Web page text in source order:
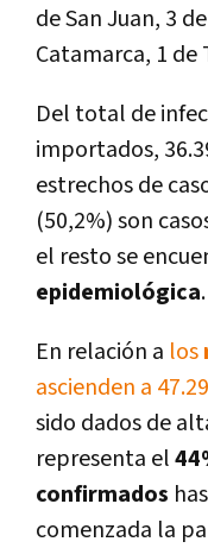
de San Juan, 3
Catamarca, 1 de
Del total de
importados,
estrechos de
(50,2%) son
el resto se
epidemiológica.
En relación a los
ascienden a
sido dados de
representa el
confirmados
comenzada la